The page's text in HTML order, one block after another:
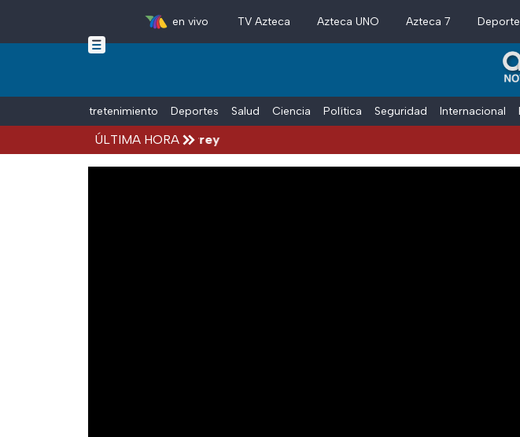
Skip to main content
en vivo TV Azteca Azteca UNO Azteca 7
Entretenimiento Deportes Salud Ciencia Política Seguridad Internacional
ÚLTIMA HORA
frente a un tráiler en Monterrey